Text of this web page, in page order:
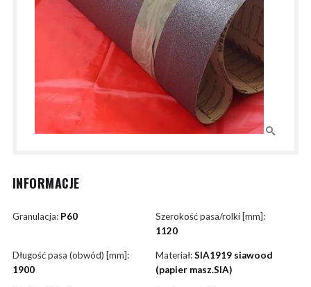
INFORMACJE
Granulacja: P60
Szerokość pasa/rolki [mm]:
1120
Długość pasa (obwód) [mm]:
1900
Materiał:SIA1919 siawood
(papier masz.SIA)